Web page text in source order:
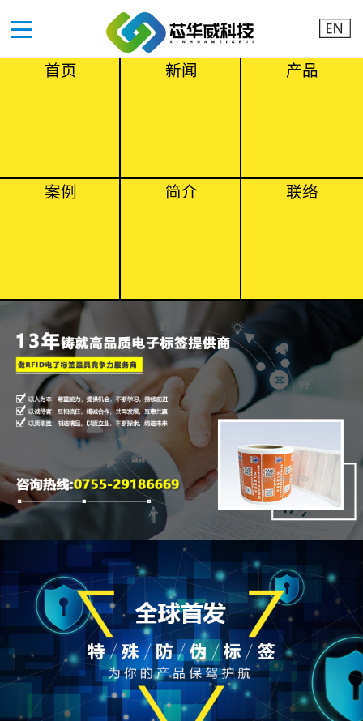
首页 新闻 产品
案例 简介 联络